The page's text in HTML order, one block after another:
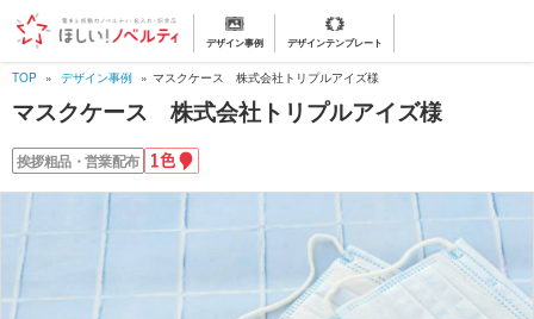
デザイン事例 デザインテンプレート
TOP デザイン事例 マスクケース 株式会社トリプルアイズ様
マスクケース 株式会社トリプルアイズ様
挨拶粗品・営業配布1
色
名
れ